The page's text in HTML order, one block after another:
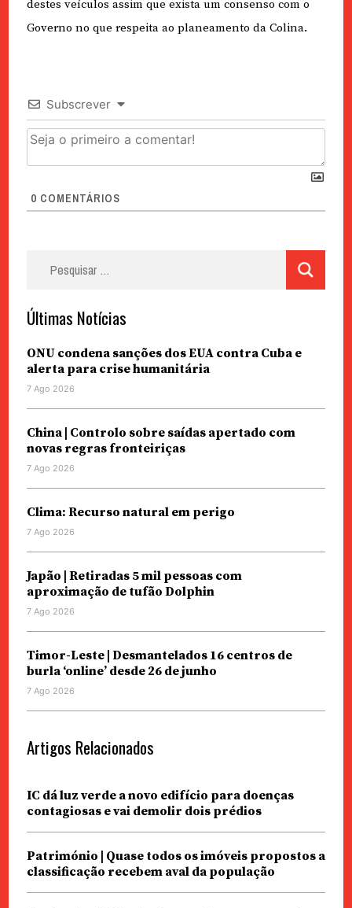
destes veículos assim que exista um consenso com o
Governo no que respeita ao planeamento da Colina.
Subscrever
0 COMENTÁRIOS
Últimas Notícias
ONU condena sanções dos EUA contra Cuba e
alerta para crise humanitária
7 Ago 2026
China | Controlo sobre saídas apertado com
novas regras fronteiriças
7 Ago 2026
Clima: Recurso natural em perigo
7 Ago 2026
Japão | Retiradas 5 mil pessoas com
aproximação de tufão Dolphin
7 Ago 2026
Timor-Leste | Desmantelados 16 centros de
burla ‘online’ desde 26 de junho
7 Ago 2026
Artigos Relacionados
IC dá luz verde a novo edifício para doenças
contagiosas e vai demolir dois prédios
Património | Quase todos os imóveis propostos a
classificação recebem aval da população